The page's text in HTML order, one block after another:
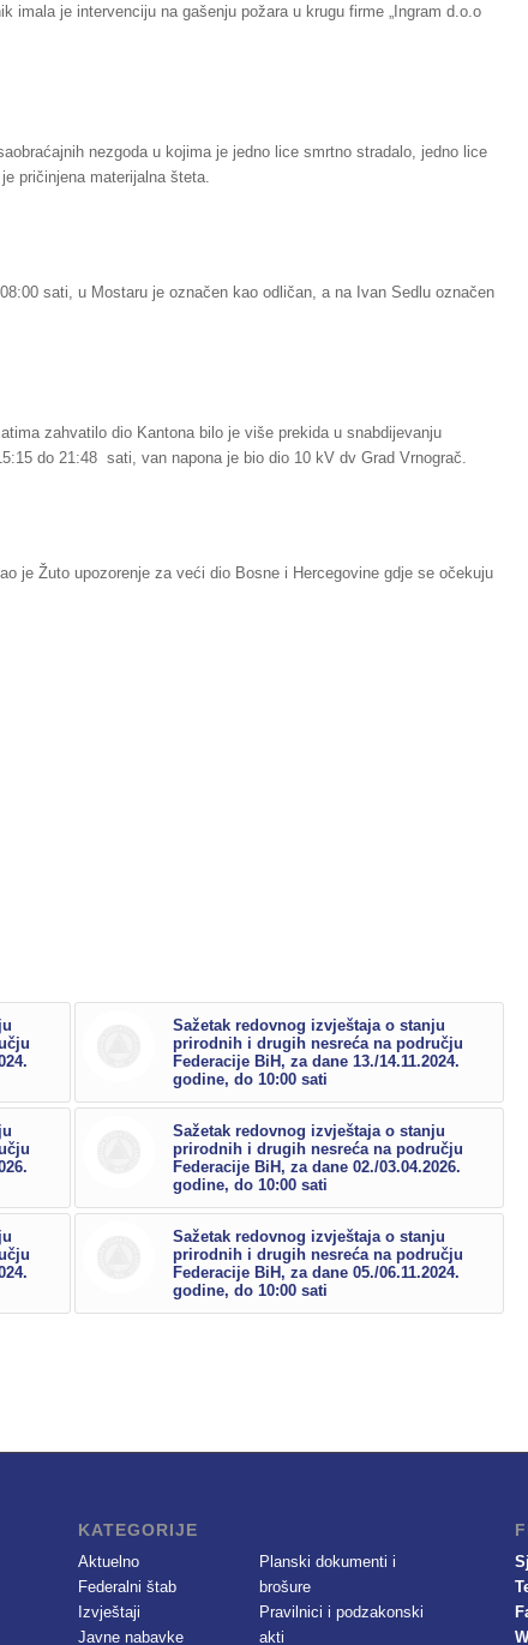
imala je intervenciju na gašenju požara u krugu firme „Ingram d.o.o
nezgoda u kojima je jedno lice smrtno stradalo, jedno lice
pričinjena materijalna šteta.
sati, u Mostaru je označen kao odličan, a na Ivan Sedlu označen
zahvatilo dio Kantona bilo je više prekida u snabdijevanju
do 21:48 sati, van napona je bio dio 10 kV dv Grad Vrnograč.
je Žuto upozorenje za veći dio Bosne i Hercegovine gdje se očekuju
Sažetak redovnog izvještaja o stanju
prirodnih i drugih nesreća na području
Federacije BiH, za dane 13./14.11.2024.
godine, do 10:00 sati
Sažetak redovnog izvještaja o stanju
prirodnih i drugih nesreća na području
Federacije BiH, za dane 02./03.04.2026.
godine, do 10:00 sati
Sažetak redovnog izvještaja o stanju
prirodnih i drugih nesreća na području
Federacije BiH, za dane 05./06.11.2024.
godine, do 10:00 sati
KATEGORIJE
Aktuelno
Federalni štab
Izvještaji
Javne nabavke
Planski dokumenti i
brošure
Pravilnici i podzakonski
akti